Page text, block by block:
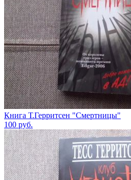
Книга Т.Герритсен "Смертницы"
100 руб.